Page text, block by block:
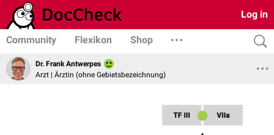
Log in
Community Flexikon Shop
Dr. Frank Antwerpes
Arzt | Ärztin (ohne Gebietsbezeichnung)